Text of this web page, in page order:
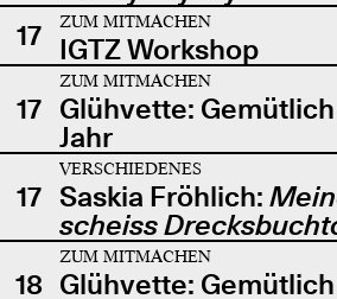
17
ZUM MITMACHEN
IGTZ Workshop
17
ZUM MITMACHEN
Glühvette:
Jahr
17
VERSCHIEDENES
Saskia Fröhlich:
scheiss
18
ZUM MITMACHEN
Glühvette: